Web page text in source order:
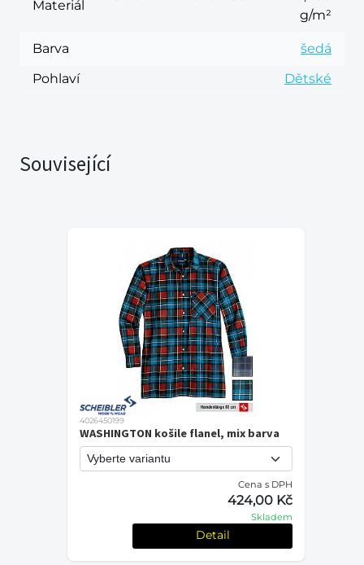
Materiál
g/m²
Barva
šedá
Pohlaví
Dětské
Související
4026450199
WASHINGTON košile flanel, mix barva
Cena s DPH
424,00 Kč
Skladem
Detail